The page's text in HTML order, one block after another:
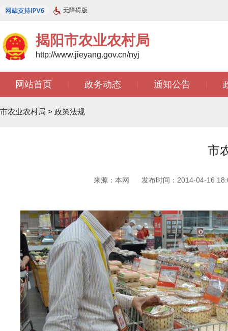
无障碍版
揭阳市农业农村局
http://www.jieyang.gov.cn/nyj
网站首页 政务动态 通知公告
市农业农村局 > 政策法规
市
来源：本网 发布时间：2014-04-16